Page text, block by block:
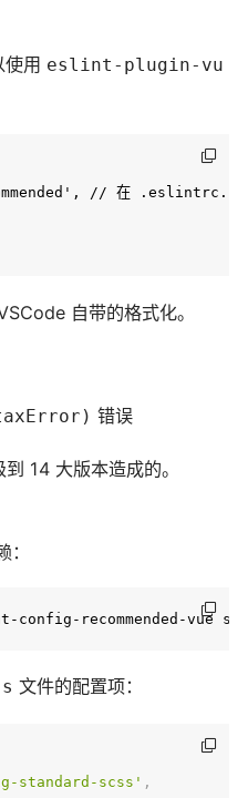
用 eslint-plugin-vu
// 在 .eslintrc.js
自带的格式化。
错误
14 大版本造成的。
文件的配置项：
standard-scss' ,